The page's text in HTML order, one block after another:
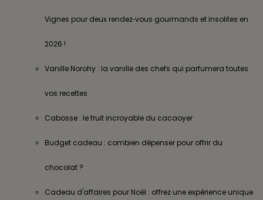
Vignes pour deux rendez‑vous gourmands et insolites en
2026 !
Vanille Norohy : la vanille des chefs qui parfumera toutes
vos recettes
Cabosse : le fruit incroyable du cacaoyer
Budget cadeau : combien dépenser pour offrir du
chocolat ?
Cadeau d'affaires pour Noël : offrez une expérience unique